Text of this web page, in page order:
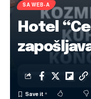
SA WEB-A
Hotel